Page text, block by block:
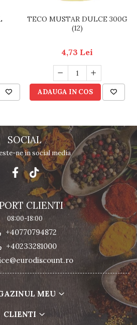
TECO MUSTAR DULCE 300G
(12)
4,73 Lei
ADAUGA IN COS
SOCIAL
ne in social media
CLIENTI
08:00-18:00
+40770794872
+40233281000
MEU
CLIENTI